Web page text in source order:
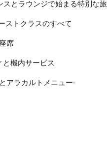
とラウンジで始まる特別な旅
ストクラスのすべて
席
と機内サービス
アラカルトメニュー-